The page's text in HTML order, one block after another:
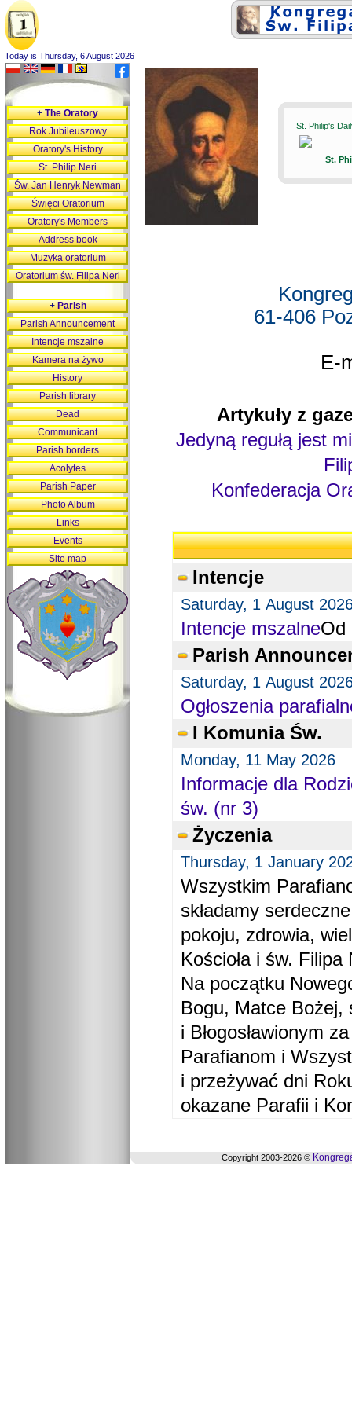
Today is Thursday, 6 August 2026
St. Philip's
St.
61-406
E-
Artykuły z
Jedyną regułą jest
Konfederacja
Intencje
Saturday, 1 August
Intencje mszalneOd
Parish
Saturday, 1 August
Ogłoszenia
I Komunia Św.
Monday, 11 May 2026
Informacje dla
św. (nr 3)
Życzenia
Thursday, 1 January
Wszystkim
składamy
pokoju, zdrowia,
Kościoła i św. Filipa
Na początku
Bogu, Matce Bożej,
i Błogosławionym
Parafianom i
i przeżywać dni
okazane Parafii i
+The Oratory
Rok Jubileuszowy
Oratory's History
St. Philip Neri
Św. Jan Henryk Newman
Święci Oratorium
Oratory's Members
Address book
Muzyka oratorium
Oratorium św. Filipa Neri
+Parish
Parish Announcement
Intencje mszalne
Kamera na żywo
History
Parish library
Dead
Communicant
Parish borders
Acolytes
Parish Paper
Photo Album
Links
Events
Site map
Copyright 2003-2026 ©